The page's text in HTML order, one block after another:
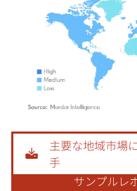
画像 © Mordor Intelligence。再